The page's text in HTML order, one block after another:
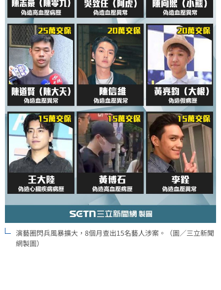
演藝圈閃兵風暴擴大，8個月查出15名藝人涉案。（圖／三立新聞
網製圖）